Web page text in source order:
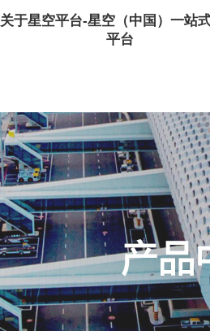
关于星空平台-星空（中国）一站
平台